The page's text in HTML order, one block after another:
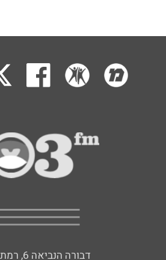
דבורה הנביאה 6, רמת השרון